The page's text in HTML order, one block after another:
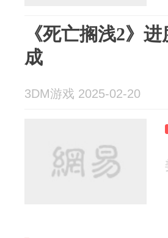
《死亡搁浅2》
成
3DM游戏 2025-02-20